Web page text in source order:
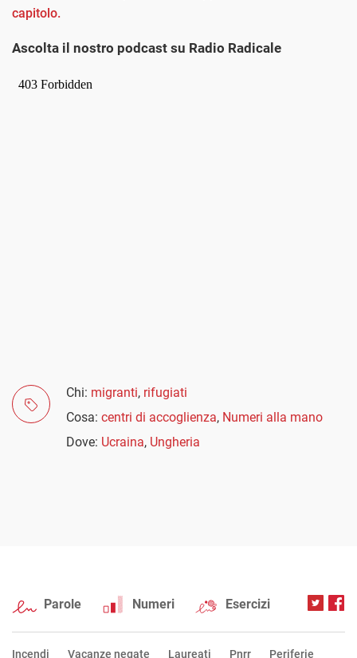
capitolo.
Ascolta il nostro podcast su Radio Radicale
Chi: migranti, rifugiati
Cosa: centri di accoglienza, Numeri alla mano
Dove: Ucraina, Ungheria
Parole Numeri Esercizi
Incendi Vacanze negate Laureati Pnrr Periferie